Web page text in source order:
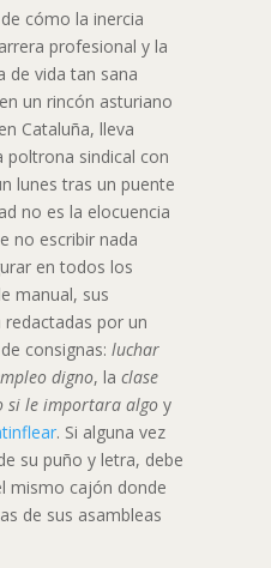
cómo la inercia
profesional y la
vida tan sana
un rincón asturiano
Cataluña, lleva
poltrona sindical con
lunes tras un puente
no es la elocuencia
no escribir nada
en todos los
manual, sus
por un
consignas: luchar
digno, la clase
si le importara algo y
. Si alguna vez
su puño y letra, debe
mismo cajón donde
de sus asambleas